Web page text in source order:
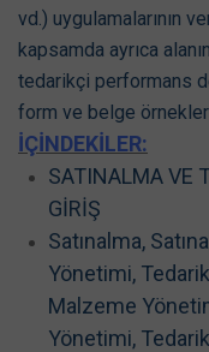
vd.) uygulamalarının
kapsamda ayrıca
tedarikçi performans
form ve belge
İÇİNDEKİLER:
SATINALMA VE
GİRİŞ
Satınalma,
Yönetimi,
Malzeme
Yönetimi,